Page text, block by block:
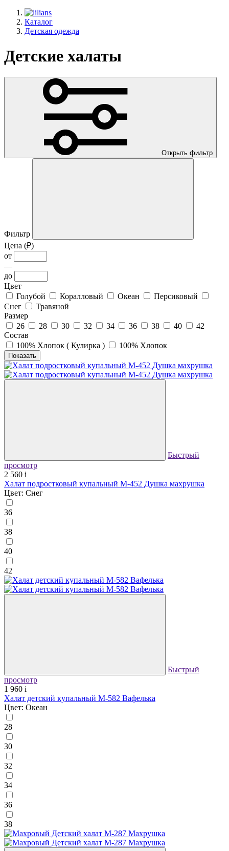
Каталог
Детская одежда
Детские халаты
Открыть фильтр
Фильтр
Цена (₽)
от
—
до
Цвет
Голубой
Коралловый Океан
Персиковый
Снег
Травяной
Размер
26
28 30 32 34 36 38 40
42
Состав
100% Хлопок ( Кулирка )
100% Хлопок
Показать
Быстрый
просмотр
2 560 i
Халат подростковый купальный М-452 Душка махрушка
Цвет: Снег
36
38
40
42
Быстрый
просмотр
1 960 i
Халат детский купальный М-582 Вафелька
Цвет: Океан
28
30
32
34
36
38